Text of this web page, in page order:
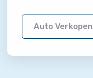
Auto Verkopen